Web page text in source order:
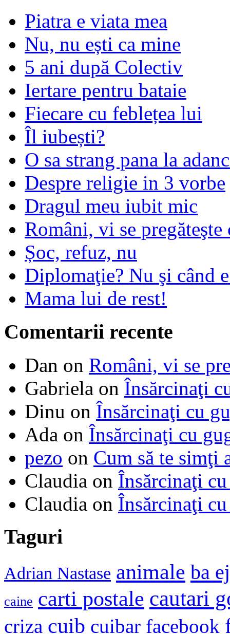
Piatra e viata mea
Nu, nu ești ca mine
5 ani după Colectiv
Iertare pentru bataie
Fiecare cu feblețea lui
Îl iubești?
O sa strang pana la
Despre religie in 3 vorbe
Dragul meu iubit mic
Români, vi se pregăteşte
Șoc, refuz, nu
Diplomaţie? Nu şi când
Mama lui de rest!
Comentarii recente
Dan on Români, vi se
Gabriela on Însărcinaţi
Dinu on Însărcinaţi cu
Ada on Însărcinaţi cu
pezo on Cum să te simţi
Claudia on Însărcinaţi
Claudia on Însărcinaţi
Taguri
Adrian Nastase animale ba
caine carti postale cautari
criza cuib cuibar facebook